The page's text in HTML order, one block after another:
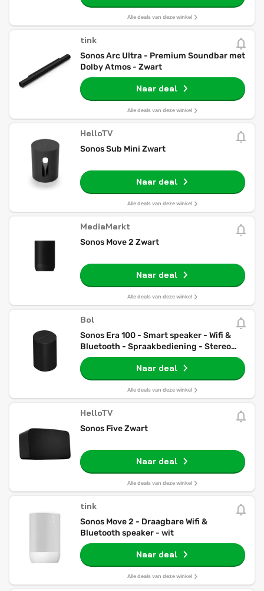
Alle deals van deze winkel
tink
Sonos Arc Ultra - Premium Soundbar met
Dolby Atmos - Zwart
Naar deal
Alle deals van deze winkel
HelloTV
Sonos Sub Mini Zwart
Naar deal
Alle deals van deze winkel
MediaMarkt
Sonos Move 2 Zwart
Naar deal
Alle deals van deze winkel
Bol
Sonos Era 100 - Smart speaker - Wifi &
Bluetooth - Spraakbediening - Stereo
geluid - Zwart
Naar deal
Alle deals van deze winkel
HelloTV
Sonos Five Zwart
Naar deal
Alle deals van deze winkel
tink
Sonos Move 2 - Draagbare Wifi &
Bluetooth speaker - wit
Naar deal
Alle deals van deze winkel